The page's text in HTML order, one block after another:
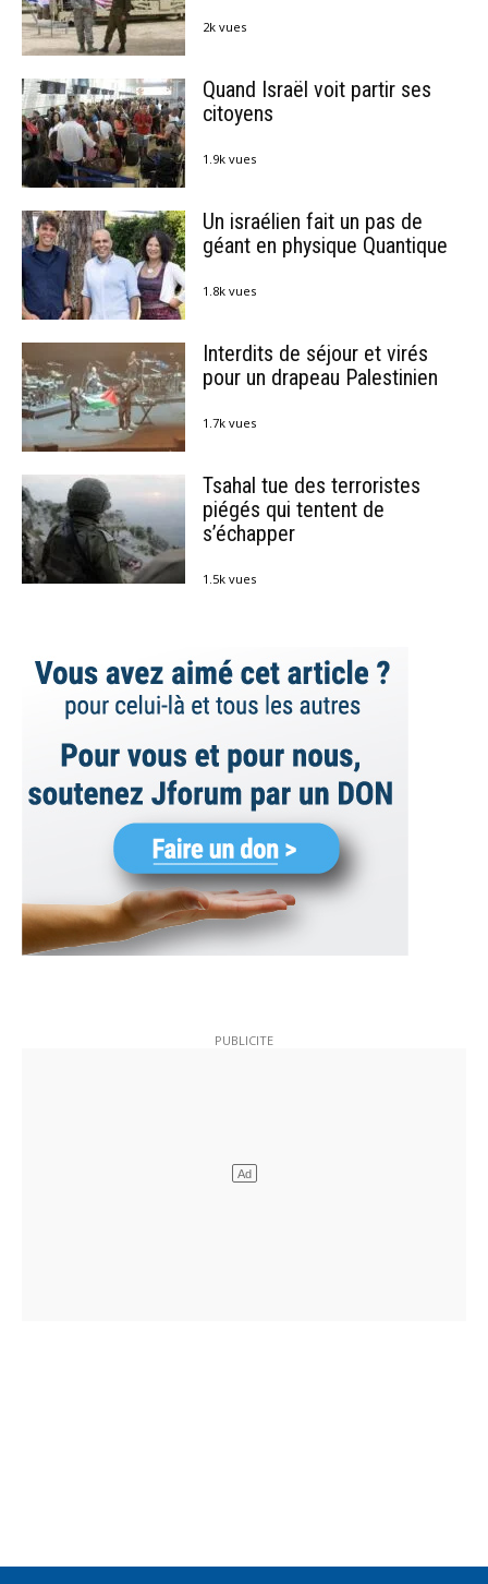
2k vues
Quand Israël voit partir ses
citoyens
1.9k vues
Un israélien fait un pas de
géant en physique Quantique
1.8k vues
Interdits de séjour et virés
pour un drapeau Palestinien
1.7k vues
Tsahal tue des terroristes
piégés qui tentent de
s’échapper
1.5k vues